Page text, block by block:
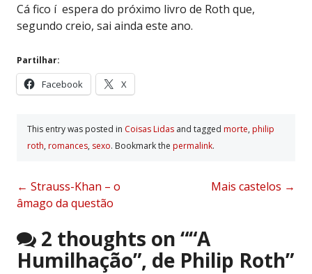
Cá fico í espera do próximo livro de Roth que,
segundo creio, sai ainda este ano.
Partilhar:
Facebook X
This entry was posted in Coisas Lidas and tagged morte, philip
roth, romances, sexo. Bookmark the permalink.
Post
navigation
← Strauss-Khan – o
âmago da questão
Mais castelos →
2 thoughts on ““A
Humilhação”, de Philip Roth”